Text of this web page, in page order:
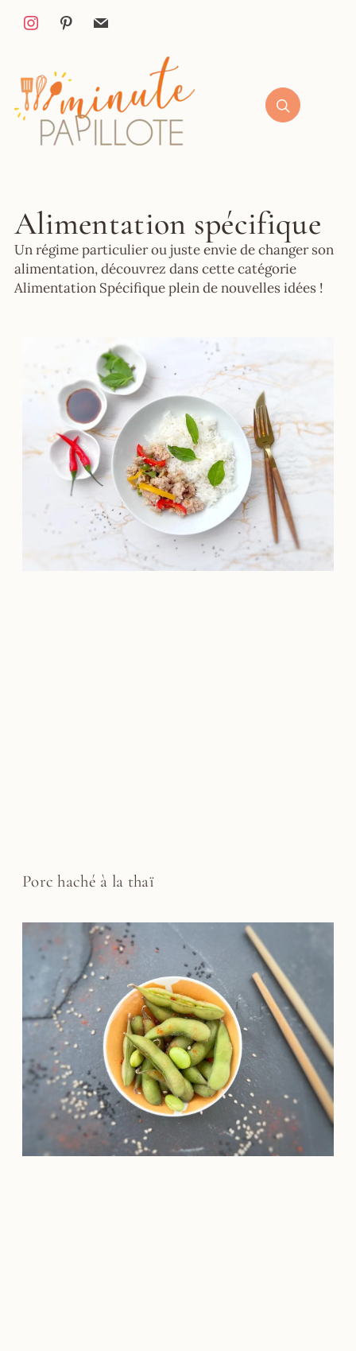
Alimentation spécifique
Un régime particulier ou juste envie de changer son
alimentation, découvrez dans cette catégorie
Alimentation Spécifique plein de nouvelles idées !
Porc haché à la thaï